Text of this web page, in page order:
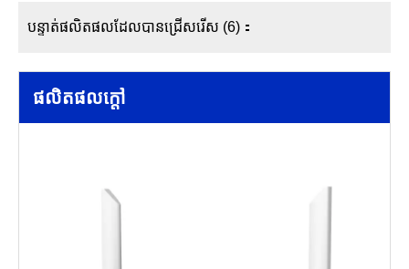
បន្ទាត់ផលិតផលដែលបានជ្រើសរើស (6)：
ផលិតផលក្តៅ